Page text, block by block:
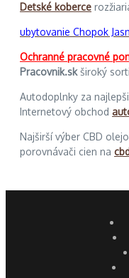
Detské koberce
ubytovanie Chopok
Ochranné pracovné
Pracovnik.skširoký
Autodoplnky za
Internetový obchod
Najširší výber CBD
porovnávači cien na